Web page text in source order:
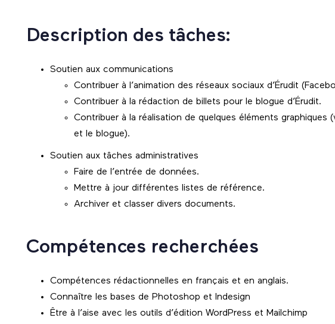
Description des tâches:
Soutien aux communications
Contribuer à l’animation des réseaux sociaux d’Érudit
Contribuer à la rédaction de billets pour le blogue d’Érudit.
Contribuer à la réalisation de quelques éléments graphiques
et le blogue).
Soutien aux tâches administratives
Faire de l’entrée de données.
Mettre à jour différentes listes de référence.
Archiver et classer divers documents.
Compétences recherchées
Compétences rédactionnelles en français et en anglais.
Connaître les bases de Photoshop et Indesign
Être à l’aise avec les outils d’édition WordPress et Mailchimp